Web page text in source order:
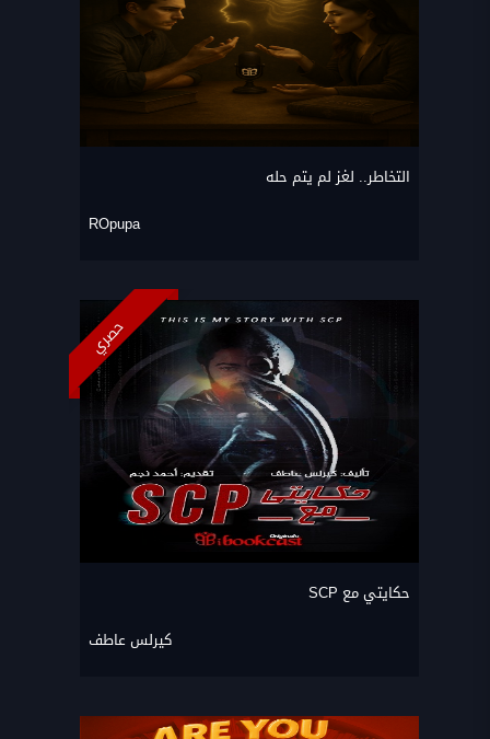
التخاطر.. لغز لم يتم حله
ROpupa
حكايتي مع SCP
كيرلس عاطف
حصري